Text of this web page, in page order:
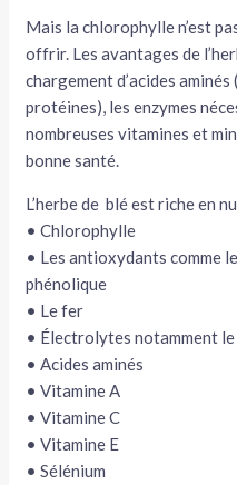
Mais la chlorophylle n’est
offrir. Les avantages de
chargement d’acides
protéines), les enzymes
nombreuses vitamines et
bonne santé.
L’herbe de blé est riche en
• Chlorophylle
• Les antioxydants comme
phénolique
• Le fer
• Électrolytes notamment le
• Acides aminés
• Vitamine A
• Vitamine C
• Vitamine E
• Sélénium